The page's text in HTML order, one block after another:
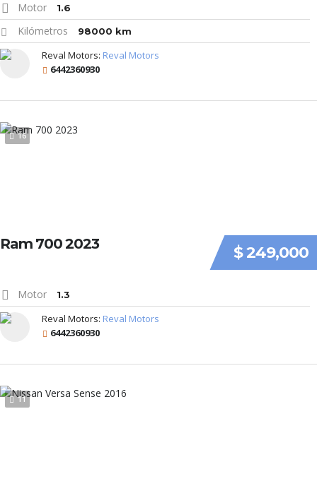
Motor 1.6
Kilómetros 98000 km
Reval Motors: Reval Motors
6442360930
16
$ 249,000
Ram 700 2023
Motor 1.3
Reval Motors: Reval Motors
6442360930
11